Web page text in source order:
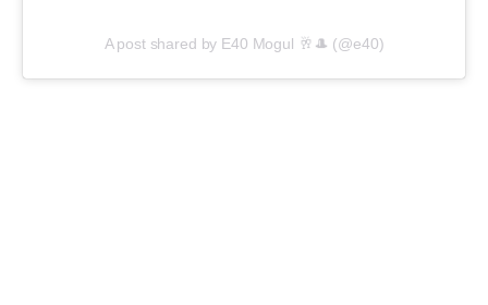
A post shared by E40 Mogul 🥂🎩 (@e40)